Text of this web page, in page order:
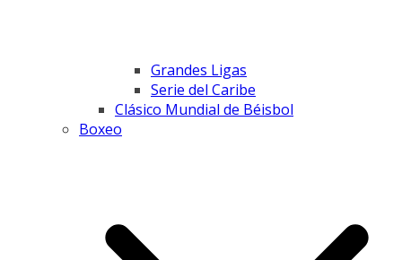
Grandes Ligas
Serie del Caribe
Clásico Mundial de Béisbol
Boxeo